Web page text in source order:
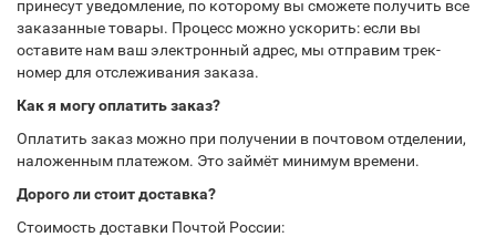
принесут уведомление, по которому вы сможете получить все
заказанные товары. Процесс можно ускорить: если вы
оставите нам ваш электронный адрес, мы отправим трек-
номер для отслеживания заказа.
Как я могу оплатить заказ?
Оплатить заказ можно при получении в почтовом отделении,
наложенным платежом. Это займёт минимум времени.
Дорого ли стоит доставка?
Стоимость доставки Почтой России: